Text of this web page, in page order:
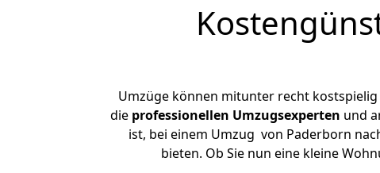
Umzüge können mitunter recht
die professionellen Umzugsexperten und
ist, bei einem Umzug von Paderborn
bieten. Ob Sie nun eine kleine